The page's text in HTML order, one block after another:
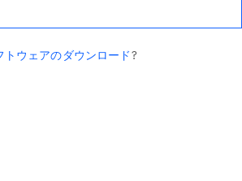
トウェアのダウンロード?